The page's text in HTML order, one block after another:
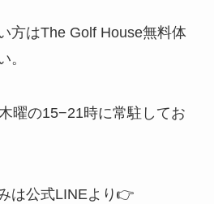
方はThe Golf House無料体
。
曜の15−21時に常駐してお
は公式LINEより👉